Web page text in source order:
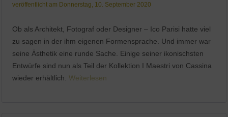
veröffentlicht am Donnerstag, 10. September 2020
Ob als Architekt, Fotograf oder Designer – Ico Parisi hatte viel
zu sagen in der ihm eigenen Formensprache. Und immer war
seine Ästhetik eine runde Sache. Einige seiner ikonischsten
Entwürfe sind nun als Teil der Kollektion I Maestri von Cassina
wieder erhältlich.Weiterlesen